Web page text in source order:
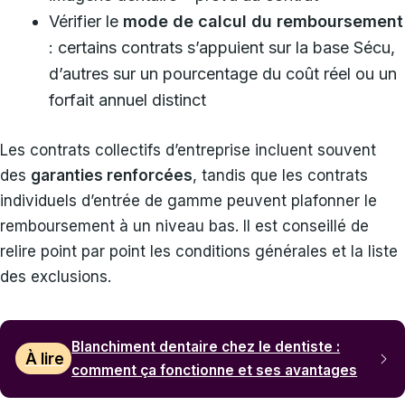
Vérifier le mode de calcul du remboursement
: certains contrats s’appuient sur la base Sécu,
d’autres sur un pourcentage du coût réel ou un
forfait annuel distinct
Les contrats collectifs d’entreprise incluent souvent
des garanties renforcées, tandis que les contrats
individuels d’entrée de gamme peuvent plafonner le
remboursement à un niveau bas. Il est conseillé de
relire point par point les conditions générales et la liste
des exclusions.
À lire
Blanchiment dentaire chez le dentiste :
comment ça fonctionne et ses avantages